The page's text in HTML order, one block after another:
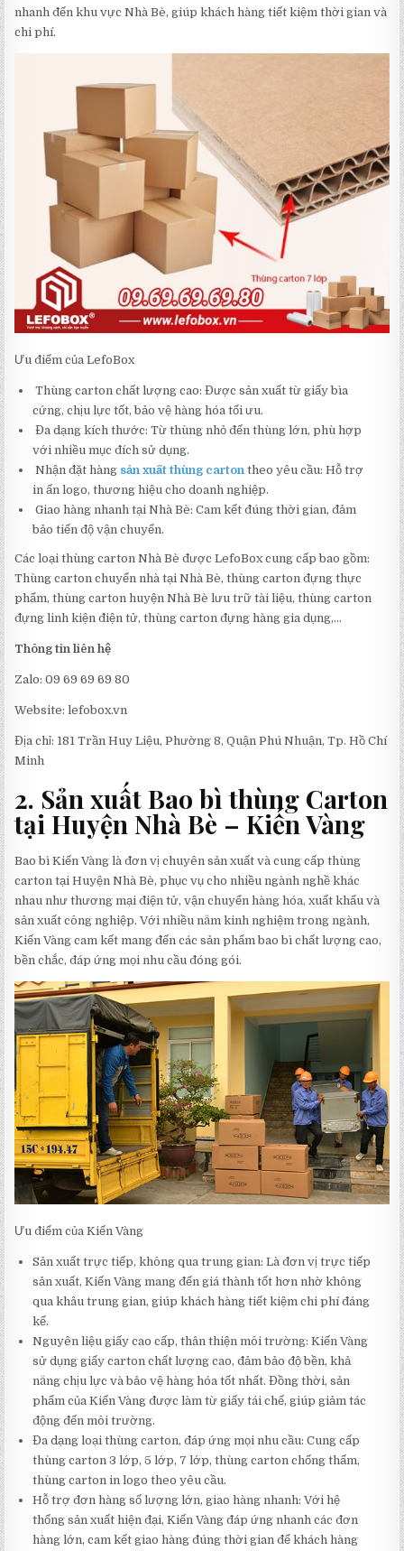
nhanh đến khu vực Nhà Bè, giúp khách hàng tiết kiệm thời gian và
chi phí.
Ưu điểm của LefoBox
Thùng carton chất lượng cao: Được sản xuất từ giấy bìa
cứng, chịu lực tốt, bảo vệ hàng hóa tối ưu.
Đa dạng kích thước: Từ thùng nhỏ đến thùng lớn, phù hợp
với nhiều mục đích sử dụng.
Nhận đặt hàng sản xuất thùng carton theo yêu cầu: Hỗ trợ
in ấn logo, thương hiệu cho doanh nghiệp.
Giao hàng nhanh tại Nhà Bè: Cam kết đúng thời gian, đảm
bảo tiến độ vận chuyển.
Các loại thùng carton Nhà Bè được LefoBox cung cấp bao gồm:
Thùng carton chuyển nhà tại Nhà Bè, thùng carton đựng thực
phẩm, thùng carton huyện Nhà Bè lưu trữ tài liệu, thùng carton
đựng linh kiện điện tử, thùng carton đựng hàng gia dụng,…
Thông tin liên hệ
Zalo: 09 69 69 69 80
Website: lefobox.vn
Địa chỉ: 181 Trần Huy Liệu, Phường 8, Quận Phú Nhuận, Tp. Hồ Chí
Minh
2. Sản xuất Bao bì thùng Carton
tại Huyện Nhà Bè – Kiến Vàng
Bao bì Kiến Vàng là đơn vị chuyên sản xuất và cung cấp thùng
carton tại Huyện Nhà Bè, phục vụ cho nhiều ngành nghề khác
nhau như thương mại điện tử, vận chuyển hàng hóa, xuất khẩu và
sản xuất công nghiệp. Với nhiều năm kinh nghiệm trong ngành,
Kiến Vàng cam kết mang đến các sản phẩm bao bì chất lượng cao,
bền chắc, đáp ứng mọi nhu cầu đóng gói.
Ưu điểm của Kiến Vàng
Sản xuất trực tiếp, không qua trung gian: Là đơn vị trực tiếp
sản xuất, Kiến Vàng mang đến giá thành tốt hơn nhờ không
qua khâu trung gian, giúp khách hàng tiết kiệm chi phí đáng
kể.
Nguyên liệu giấy cao cấp, thân thiện môi trường: Kiến Vàng
sử dụng giấy carton chất lượng cao, đảm bảo độ bền, khả
năng chịu lực và bảo vệ hàng hóa tốt nhất. Đồng thời, sản
phẩm của Kiến Vàng được làm từ giấy tái chế, giúp giảm tác
động đến môi trường.
Đa dạng loại thùng carton, đáp ứng mọi nhu cầu: Cung cấp
thùng carton 3 lớp, 5 lớp, 7 lớp, thùng carton chống thấm,
thùng carton in logo theo yêu cầu.
Hỗ trợ đơn hàng số lượng lớn, giao hàng nhanh: Với hệ
thống sản xuất hiện đại, Kiến Vàng đáp ứng nhanh các đơn
hàng lớn, cam kết giao hàng đúng thời gian để khách hàng